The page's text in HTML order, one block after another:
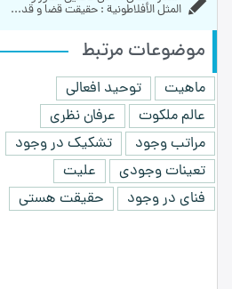
المثل الأفلاطونية : حقیقت قضا و قد...
موضوعات مرتبط
ماهیت
توحید افعالی
عالم ملکوت
عرفان نظری
مراتب وجود
تشکیک در وجود
تعینات وجودی
علیت
فنای در وجود
حقیقت هستی